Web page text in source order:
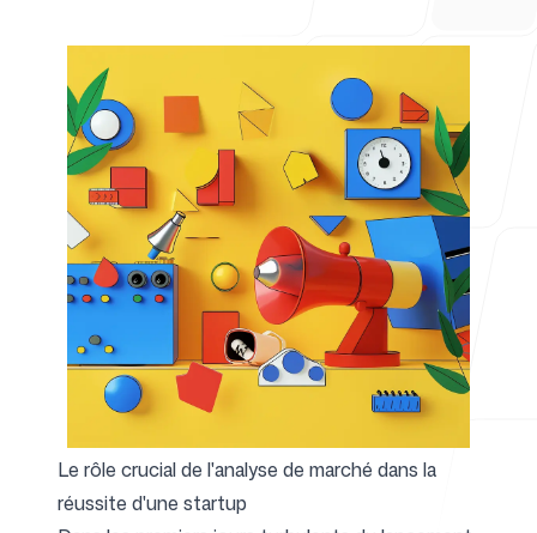
Pour les agences
Blog
Tarifs
Le rôle crucial de l'analyse de marché dans la
réussite d'une startup